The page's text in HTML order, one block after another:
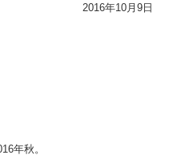
2016年10月9日
年秋。